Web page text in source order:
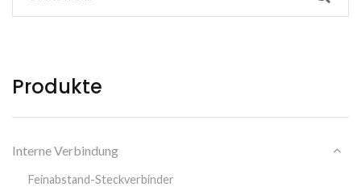
Produkte
Interne Verbindung
Feinabstand-Steckverbinder